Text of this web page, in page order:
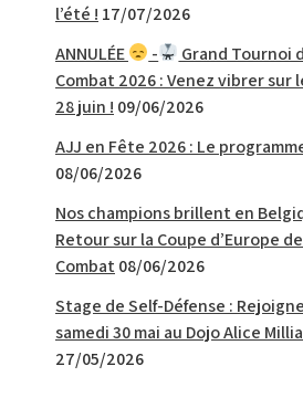
l’été ! 17/07/2026
ANNULÉE
-
Grand Tournoi
Combat 2026 : Venez vibrer sur
28 juin ! 09/06/2026
AJJ en Fête 2026 : Le
08/06/2026
Nos champions brillent en
Retour sur la Coupe d’Europe
Combat 08/06/2026
Stage de Self-Défense :
samedi 30 mai au Dojo Alice
27/05/2026